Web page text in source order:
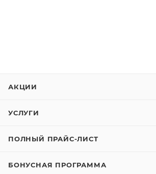
АКЦИИ
УСЛУГИ
ПОЛНЫЙ ПРАЙС-ЛИСТ
БОНУСНАЯ ПРОГРАММА